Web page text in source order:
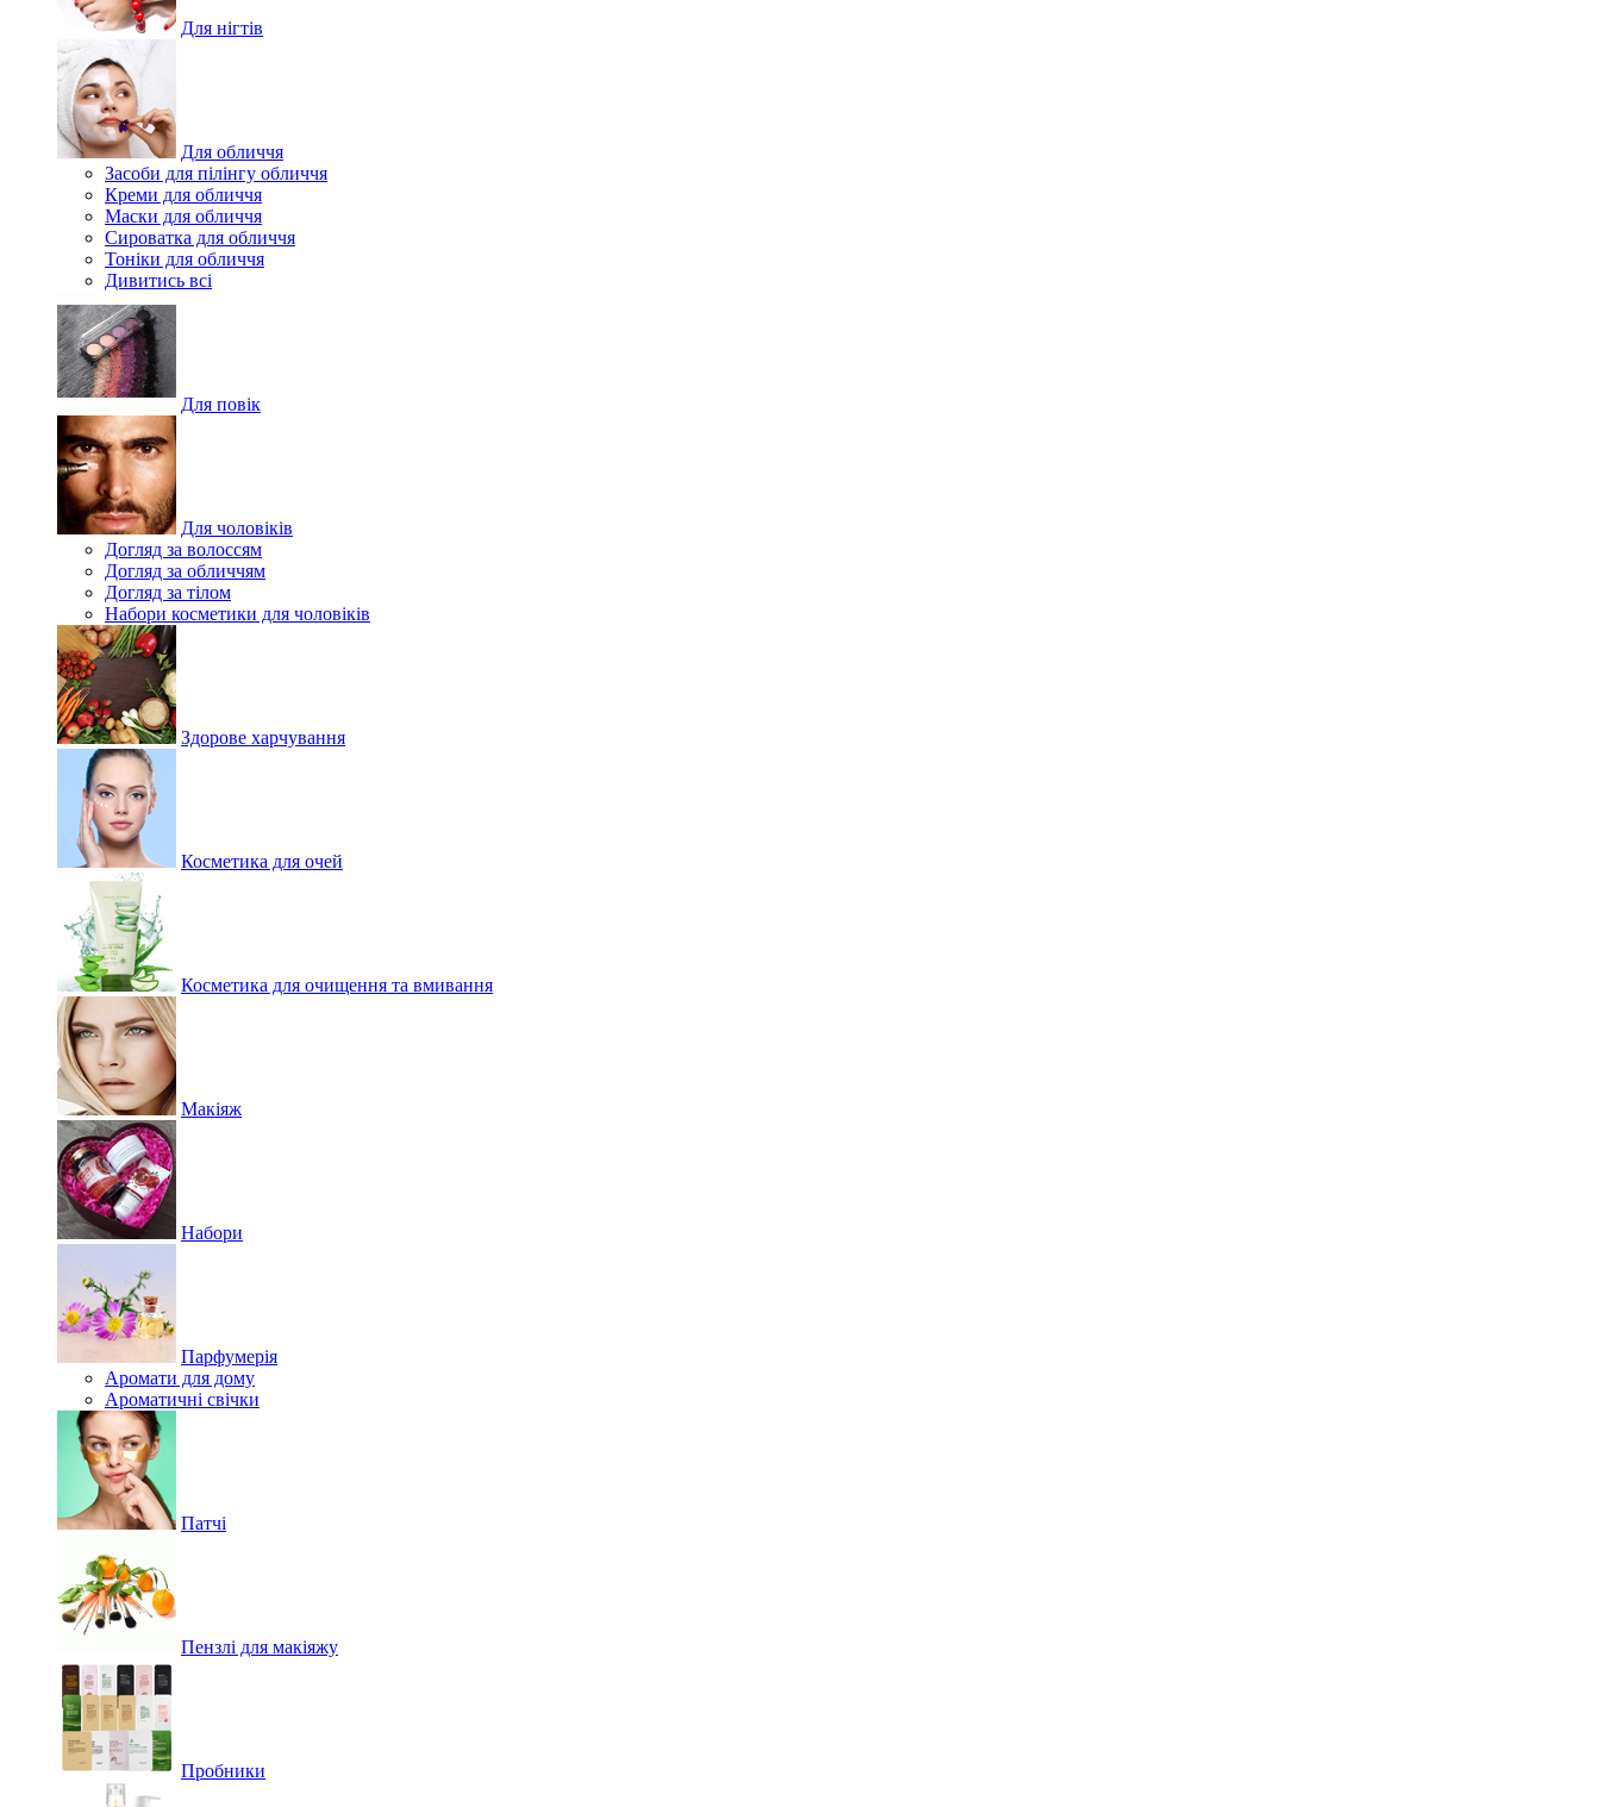
Для нігтів
Для обличчя
Засоби для пілінгу обличчя
Креми для обличчя
Маски для обличчя
Сироватка для обличчя
Тоніки для обличчя
Дивитись всі
Для повік
Для чоловіків
Догляд за волоссям
Догляд за обличчям
Догляд за тілом
Набори косметики для чоловіків
Здорове харчування
Косметика для очей
Косметика для очищення та вмивання
Макіяж
Набори
Парфумерія
Аромати для дому
Ароматичні свічки
Патчі
Пензлі для макіяжу
Пробники